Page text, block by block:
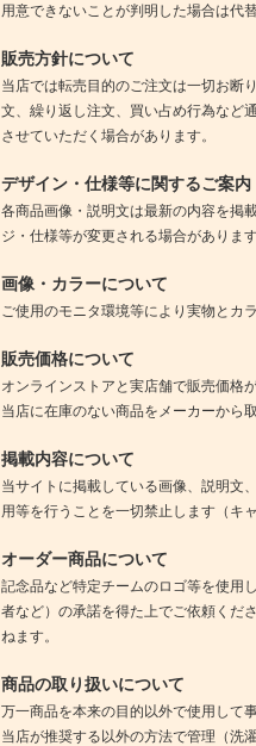
用意できないことが判明した場合は代
販売方針について
当店では転売目的のご注文は一切お断
文、繰り返し注文、買い占め行為など
させていただく場合があります。
デザイン・仕様等に関するご案内
各商品画像・説明文は最新の内容を掲
ジ・仕様等が変更される場合があります
画像・カラーについて
ご使用のモニタ環境等により実物とカ
販売価格について
オンラインストアと実店舗で販売価格
当店に在庫のない商品をメーカーから
掲載内容について
当サイトに掲載している画像、説明文
用等を行うことを一切禁止します（キ
オーダー商品について
記念品など特定チームのロゴ等を使用
者など）の承諾を得た上でご依頼くだ
ねます。
商品の取り扱いについて
万一商品を本来の目的以外で使用して
当店が推奨する以外の方法で管理（洗